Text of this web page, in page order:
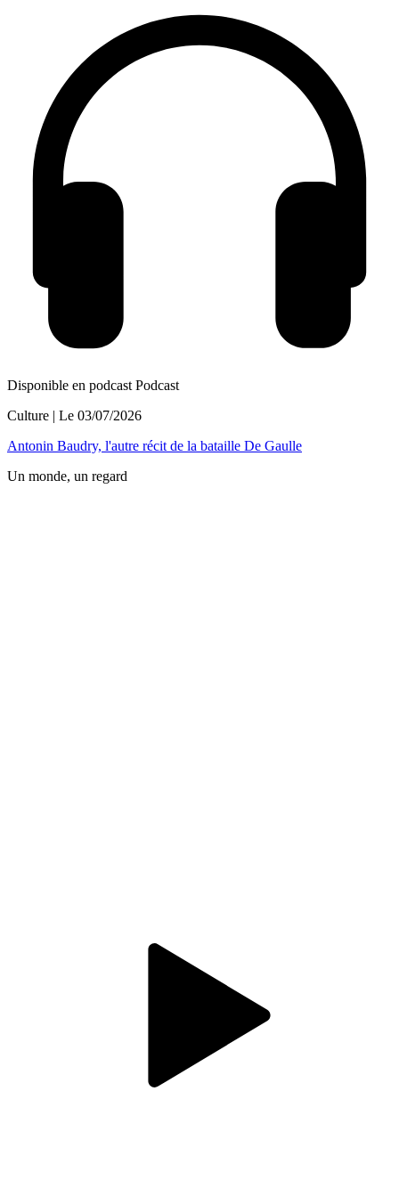
Disponible en podcast Podcast
Culture | Le 03/07/2026
Antonin Baudry, l'autre récit de la bataille De Gaulle
Un monde, un regard